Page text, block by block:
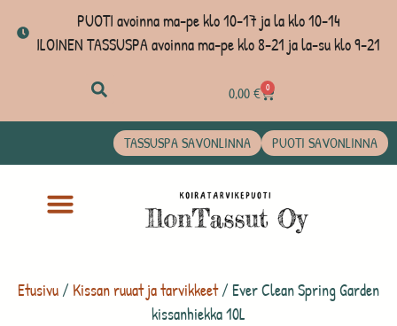
PUOTI avoinna ma-pe klo 10-17 ja la klo 10-14
ILOINEN TASSUSPA avoinna ma-pe klo 8-21 ja la-su klo 9-21
0,00€ 0
TASSUSPA SAVONLINNA PUOTI SAVONLINNA
Etusivu /Kissan ruuat ja tarvikkeet/ Ever Clean Spring Garden
kissanhiekka 10L